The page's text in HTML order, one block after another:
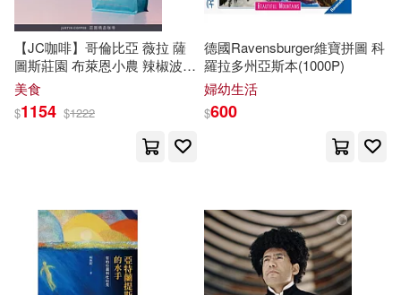
【JC咖啡】哥倫比亞 薇拉 薩
圖斯莊園 布萊恩小農 辣椒波旁
日曬 咖啡豆1包│淺焙-半磅
(230g)莊園咖啡 新鮮烘焙
美食
$1154 $1222
德國Ravensburger維寶拼圖 科
羅拉多州亞斯本(1000P)
婦幼生活
$600